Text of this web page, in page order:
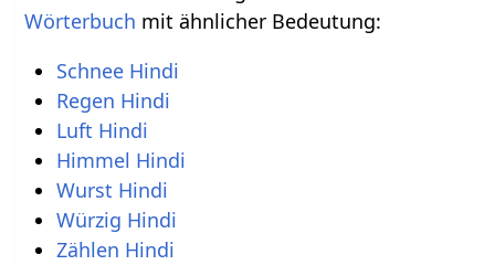
Wörterbuch mit ähnlicher Bedeutung:
Schnee Hindi
Regen Hindi
Luft Hindi
Himmel Hindi
Wurst Hindi
Würzig Hindi
Zählen Hindi